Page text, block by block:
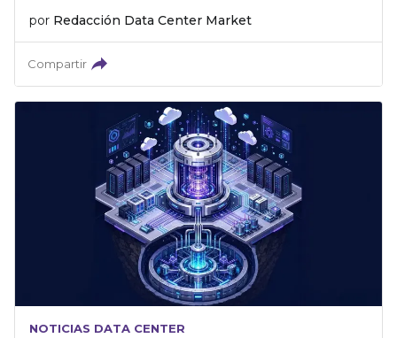
por Redacción Data Center Market
Compartir
NOTICIAS DATA CENTER